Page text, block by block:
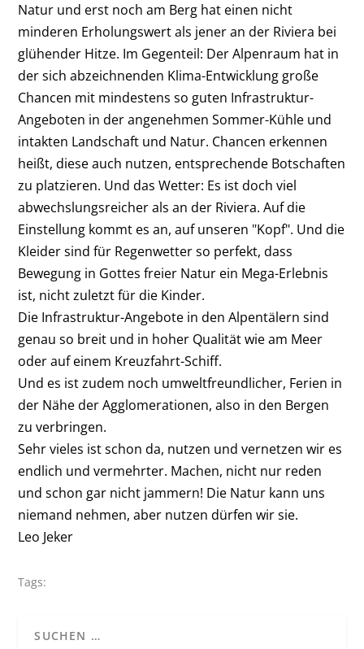
Natur und erst noch am Berg hat einen nicht
minderen Erholungswert als jener an der Riviera bei
glühender Hitze. Im Gegenteil: Der Alpenraum hat in
der sich abzeichnenden Klima-Entwicklung große
Chancen mit mindestens so guten Infrastruktur-
Angeboten in der angenehmen Sommer-Kühle und
intakten Landschaft und Natur. Chancen erkennen
heißt, diese auch nutzen, entsprechende Botschaften
zu platzieren. Und das Wetter: Es ist doch viel
abwechslungsreicher als an der Riviera. Auf die
Einstellung kommt es an, auf unseren "Kopf". Und die
Kleider sind für Regenwetter so perfekt, dass
Bewegung in Gottes freier Natur ein Mega-Erlebnis
ist, nicht zuletzt für die Kinder.
Die Infrastruktur-Angebote in den Alpentälern sind
genau so breit und in hoher Qualität wie am Meer
oder auf einem Kreuzfahrt-Schiff.
Und es ist zudem noch umweltfreundlicher, Ferien in
der Nähe der Agglomerationen, also in den Bergen
zu verbringen.
Sehr vieles ist schon da, nutzen und vernetzen wir es
endlich und vermehrter. Machen, nicht nur reden
und schon gar nicht jammern! Die Natur kann uns
niemand nehmen, aber nutzen dürfen wir sie.
Leo Jeker
Tags: